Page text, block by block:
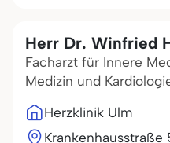
Herr Dr. Winfried
Facharzt für Innere
Medizin und
Herzklinik Ulm
Krankenhausstraße